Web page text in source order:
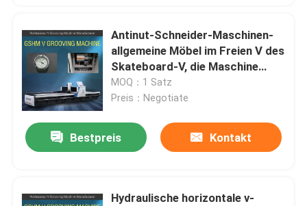
Antinut-Schneider-Maschinen-
allgemeine Möbel im Freien V des
Skateboard-V, die Maschine
fugen
MOQ：1 Satz
Preis：Negotiate
Bestpreis Kontakt
Hydraulische horizontale v-